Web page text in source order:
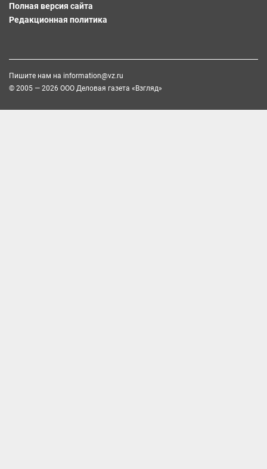
Полная версия сайта
Редакционная политика
Пишите нам на information@vz.ru
© 2005 — 2026 ООО Деловая газета «Взгляд»